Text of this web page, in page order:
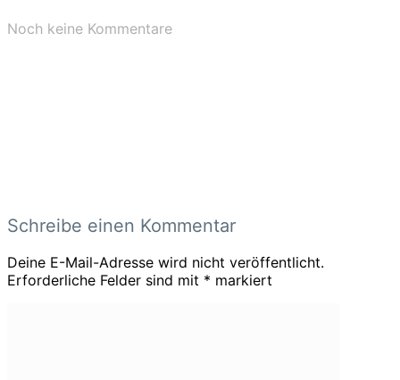
Noch keine Kommentare
Schreibe einen Kommentar
Deine E-Mail-Adresse wird nicht veröffentlicht.
Erforderliche Felder sind mit * markiert